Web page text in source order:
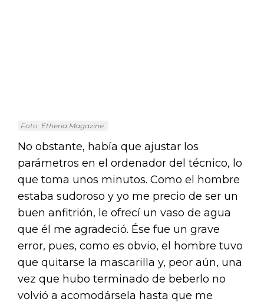
Foto: Etheria Magazine.
No obstante, había que ajustar los
parámetros en el ordenador del técnico, lo
que toma unos minutos. Como el hombre
estaba sudoroso y yo me precio de ser un
buen anfitrión, le ofrecí un vaso de agua
que él me agradeció. Ése fue un grave
error, pues, como es obvio, el hombre tuvo
que quitarse la mascarilla y, peor aún, una
vez que hubo terminado de beberlo no
volvió a acomodársela hasta que me